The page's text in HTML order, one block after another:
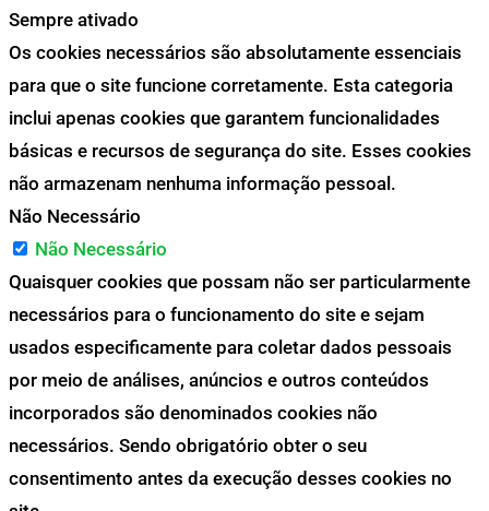
Sempre ativado
Os cookies necessários são absolutamente essenciais
para que o site funcione corretamente. Esta categoria
inclui apenas cookies que garantem funcionalidades
básicas e recursos de segurança do site. Esses cookies
não armazenam nenhuma informação pessoal.
Não Necessário
Não Necessário
Quaisquer cookies que possam não ser particularmente
necessários para o funcionamento do site e sejam
usados especificamente para coletar dados pessoais
por meio de análises, anúncios e outros conteúdos
incorporados são denominados cookies não
necessários. Sendo obrigatório obter o seu
consentimento antes da execução desses cookies no